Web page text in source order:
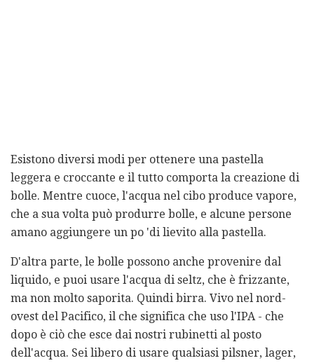
Esistono diversi modi per ottenere una pastella
leggera e croccante e il tutto comporta la creazione di
bolle. Mentre cuoce, l'acqua nel cibo produce vapore,
che a sua volta può produrre bolle, e alcune persone
amano aggiungere un po 'di lievito alla pastella.
D'altra parte, le bolle possono anche provenire dal
liquido, e puoi usare l'acqua di seltz, che è frizzante,
ma non molto saporita. Quindi birra. Vivo nel nord-
ovest del Pacifico, il che significa che uso l'IPA - che
dopo è ciò che esce dai nostri rubinetti al posto
dell'acqua. Sei libero di usare qualsiasi pilsner, lager,